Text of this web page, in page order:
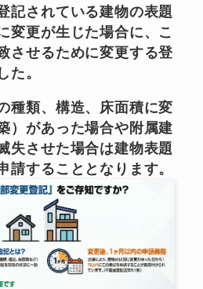
記されている建物の表題
変更が生じた場合に、こ
させるために変更する登
た。
種類、構造、床面積に変
）があった場合や附属建
失させた場合は建物表題
請することとなります。